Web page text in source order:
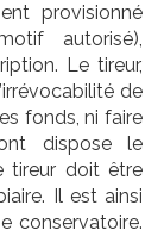
provisionné
autorisé),
Le tireur,
de
fonds, ni faire
dispose le
tireur doit être
Il est ainsi
conservatoire.